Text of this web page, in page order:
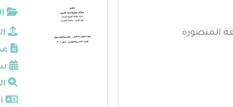
المنصورة